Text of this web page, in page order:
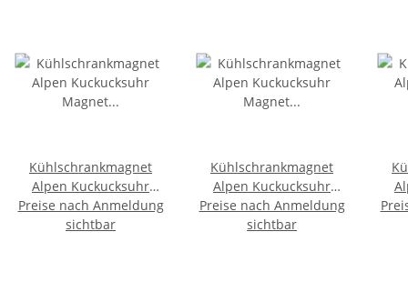
Kühlschrankmagnet
Alpen Kuckucksuhr
Magnet
Urlaubserinnerung
Preise nach Anmeldung
sichtbar
Kühlschrankmagnet
Alpen Kuckucksuhr
Magnet
Urlaubserinnerung
Preise nach Anmeldung
sichtbar